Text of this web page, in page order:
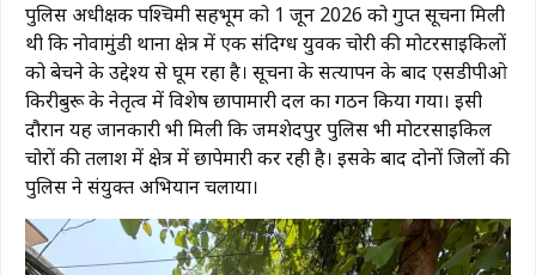
पुलिस अधीक्षक पश्चिमी सिंहभूम को 1 जून 2026 को गुप्त सूचना मिली
थी कि नोवामुंडी थाना क्षेत्र में एक संदिग्ध युवक चोरी की मोटरसाइकिलों
को बेचने के उद्देश्य से घूम रहा है। सूचना के सत्यापन के बाद एसडीपीओ
किरीबुरू के नेतृत्व में विशेष छापामारी दल का गठन किया गया। इसी
दौरान यह जानकारी भी मिली कि जमशेदपुर पुलिस भी मोटरसाइकिल
चोरों की तलाश में क्षेत्र में छापेमारी कर रही है। इसके बाद दोनों जिलों की
पुलिस ने संयुक्त अभियान चलाया।